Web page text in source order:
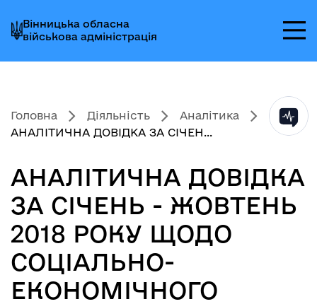
до
головного
меню
до
головного
вмісту
до
головного
колонтитула
Вінницька обласна
військова адміністрація
Головна Діяльність
Аналітика
АНАЛІТИЧНА ДОВІДКА ЗА СІЧЕН...
АНАЛІТИЧНА ДОВІДКА
ЗА СІЧЕНЬ - ЖОВТЕНЬ
2018 РОКУ ЩОДО
СОЦІАЛЬНО-
ЕКОНОМІЧНОГО